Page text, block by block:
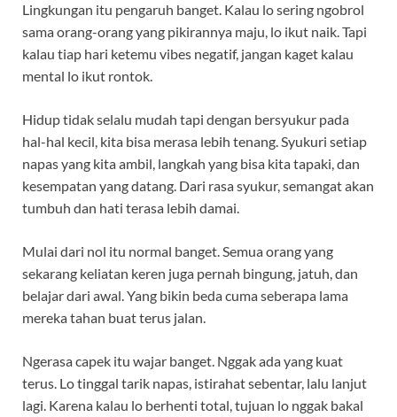
Lingkungan itu pengaruh banget. Kalau lo sering ngobrol
sama orang-orang yang pikirannya maju, lo ikut naik. Tapi
kalau tiap hari ketemu vibes negatif, jangan kaget kalau
mental lo ikut rontok.
Hidup tidak selalu mudah tapi dengan bersyukur pada
hal-hal kecil, kita bisa merasa lebih tenang. Syukuri setiap
napas yang kita ambil, langkah yang bisa kita tapaki, dan
kesempatan yang datang. Dari rasa syukur, semangat akan
tumbuh dan hati terasa lebih damai.
Mulai dari nol itu normal banget. Semua orang yang
sekarang keliatan keren juga pernah bingung, jatuh, dan
belajar dari awal. Yang bikin beda cuma seberapa lama
mereka tahan buat terus jalan.
Ngerasa capek itu wajar banget. Nggak ada yang kuat
terus. Lo tinggal tarik napas, istirahat sebentar, lalu lanjut
lagi. Karena kalau lo berhenti total, tujuan lo nggak bakal